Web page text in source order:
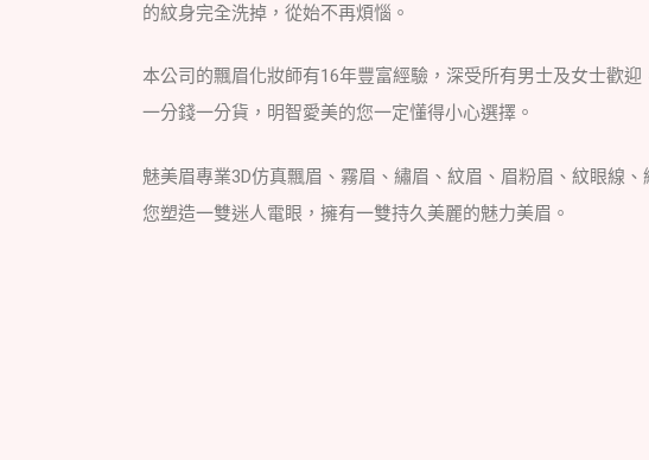
的紋身完全洗掉，從始不再煩惱。
本公司的飄眉化妝師有16年豐富經驗，深受所有男士及女士歡迎
一分錢一分貨，明智愛美的您一定懂得小心選擇。
魅美眉專業3D仿真飄眉、霧眉、繡眉、紋眉、眉粉眉、紋眼線
您塑造一雙迷人電眼，擁有一雙持久美麗的魅力美眉。